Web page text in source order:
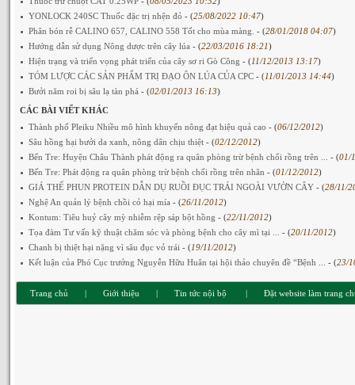
YONLOCK 240SC Thuốc đặc trị nhện đỏ - (25/08/2022 10:47)
Phân bón rễ CALINO 657, CALINO 558 Tốt cho mùa màng. - (28/01/2018 04:07)
Hướng dẫn sử dụng Nông dược trên cây lúa - (22/03/2016 18:21)
Hiện trạng và triển vọng phát triển của cây sơ ri Gò Công - (11/12/2013 13:17)
TÓM LƯỢC CÁC SẢN PHẨM TRỊ ĐẠO ÔN LÚA CỦA CPC - (11/01/2013 14:44)
Bưởi năm roi bị sâu lạ tàn phá - (02/01/2013 16:13)
CÁC BÀI VIẾT KHÁC
Thành phố Pleiku Nhiều mô hình khuyến nông đạt hiệu quả cao - (06/12/2012)
Sâu hồng hại bưởi da xanh, nông dân chịu thiệt - (02/12/2012)
Bến Tre: Huyện Châu Thành phát động ra quân phòng trừ bệnh chổi rồng trên ... - (01/
Bến Tre: Phát động ra quân phòng trừ bệnh chổi rồng trên nhãn - (01/12/2012)
GIÁ THỂ PHUN PROTEIN DẪN DỤ RUỒI ĐỤC TRÁI NGOÀI VƯỜN CÂY - (28/11/
Nghệ An quản lý bệnh chồi cỏ hại mía - (26/11/2012)
Kontum: Tiêu huỷ cây mỳ nhiễm rệp sáp bột hồng - (22/11/2012)
Tọa đàm Tư vấn kỹ thuật chăm sóc và phòng bệnh cho cây mì tại ... - (20/11/2012)
Chanh bị thiệt hại nặng vì sâu đục vỏ trái - (19/11/2012)
Kết luận của Phó Cục trưởng Nguyễn Hữu Huân tại hội thảo chuyên đề “Bệnh ... - (23/
Trang chủ | Giới thiệu | Tin tức nội bộ | Đặt website làm trang